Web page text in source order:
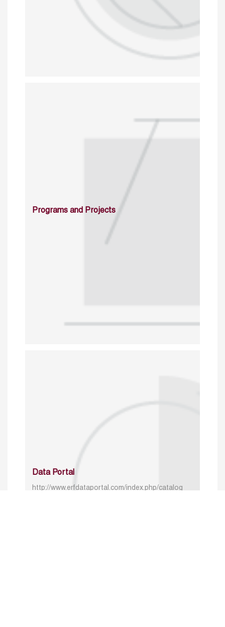
Programs and Projects
Data Portal
http://www.erfdataportal.com/index.php/catalog